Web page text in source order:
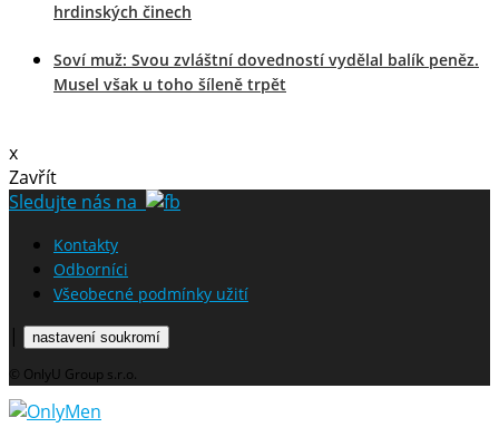
hrdinských činech
Soví muž: Svou zvláštní dovedností vydělal balík peněz.
Musel však u toho šíleně trpět
x
Zavřít
Sledujte nás na
Kontakty
Odborníci
Všeobecné podmínky užití
| nastavení soukromí
© OnlyU Group s.r.o.